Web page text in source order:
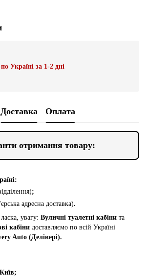
Україні за 1-2 дні
Доставка Оплата
отримання товару:
;
адресна доставка).
увагу: Вуличні туалетні кабіни та
кабіни доставляємо по всій Україні
Auto (Делівері).
Київ;